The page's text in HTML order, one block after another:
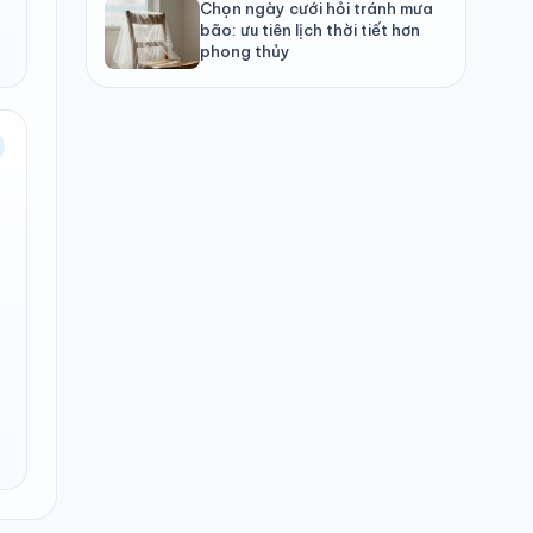
Chọn ngày cưới hỏi tránh mưa
bão: ưu tiên lịch thời tiết hơn
phong thủy